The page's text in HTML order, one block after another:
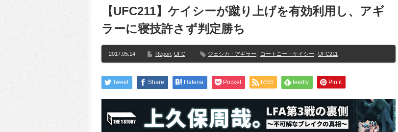
【UFC211】ケイシーが蹴り上げを有効利用し、アギ
ラーに寝技許さず判定勝ち
2017.05.14 Report UFC ジェシカ・アギラー コートニー・ケイシー UFC211
Tweet Share Hatena Pocket RSS feedly Pin it